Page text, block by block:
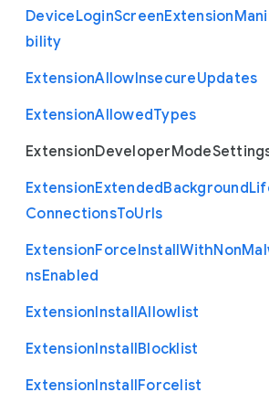
DeviceLoginScreenExtension
bility
ExtensionAllowInsecureUpdates
ExtensionAllowedTypes
ExtensionDeveloperMode
ExtensionExtendedBackground
ConnectionsToUrls
ExtensionForceInstallWithNon
nsEnabled
ExtensionInstallAllowlist
ExtensionInstallBlocklist
ExtensionInstallForcelist